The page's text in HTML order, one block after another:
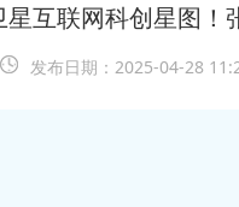
互联网科创星图！
发布日期： 2025-04-28